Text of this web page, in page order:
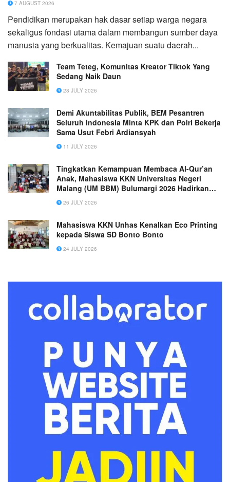
7 AUGUST 2026
Pendidikan merupakan hak dasar setiap warga negara
sekaligus fondasi utama dalam membangun sumber daya
manusia yang berkualitas. Kemajuan suatu daerah...
Team Teteg, Komunitas Kreator Tiktok Yang
Sedang Naik Daun
28 JULY 2026
Demi Akuntabilitas Publik, BEM Pesantren
Seluruh Indonesia Minta KPK dan Polri Bekerja
Sama Usut Febri Ardiansyah
11 JULY 2026
Tingkatkan Kemampuan Membaca Al-Qur’an
Anak, Mahasiswa KKN Universitas Negeri
Malang (UM BBM) Bulumargi 2026 Hadirkan
Program BINTANG KEMLAGI
26 JULY 2026
Mahasiswa KKN Unhas Kenalkan Eco Printing
kepada Siswa SD Bonto Bonto
24 JULY 2026